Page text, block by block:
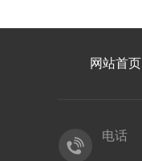
网站首页
电话